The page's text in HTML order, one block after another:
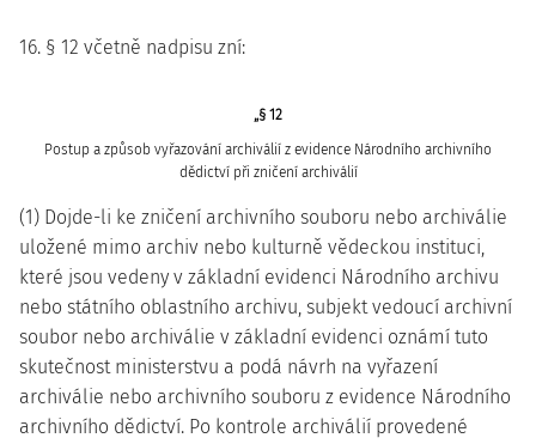
16. § 12 včetně nadpisu zní:
„§ 12
Postup a způsob vyřazování archiválií z evidence Národního archivního
dědictví při zničení archiválií
(1) Dojde-li ke zničení archivního souboru nebo archiválie
uložené mimo archiv nebo kulturně vědeckou instituci,
které jsou vedeny v základní evidenci Národního archivu
nebo státního oblastního archivu, subjekt vedoucí archivní
soubor nebo archiválie v základní evidenci oznámí tuto
skutečnost ministerstvu a podá návrh na vyřazení
archiválie nebo archivního souboru z evidence Národního
archivního dědictví. Po kontrole archiválií provedené